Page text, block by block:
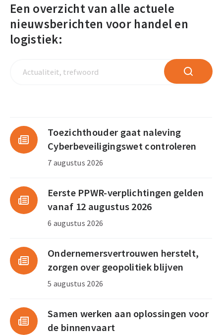
Een overzicht van alle actuele
nieuwsberichten voor handel en
logistiek:
ZOEKEN
Toezichthouder gaat naleving
Cyberbeveiligingswet controleren
7 augustus 2026
Eerste PPWR-verplichtingen gelden
vanaf 12 augustus 2026
6 augustus 2026
Ondernemersvertrouwen herstelt,
zorgen over geopolitiek blijven
5 augustus 2026
Samen werken aan oplossingen voor
de binnenvaart